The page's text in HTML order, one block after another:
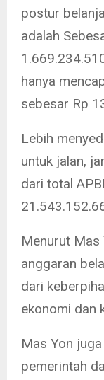
postur
adalah
hanya
sebesar Rp
Lebih
untuk jalan,
dari total
Menurut Mas
anggaran
dari
ekonomi dan
Mas Yon
pemerintah